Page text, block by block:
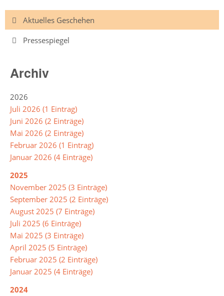
Inklusion
Aktuelles
Unterrichtsprodukte
Buch
Monats
Arbeitsgemeinschaften
Bienen
Erste
Hilfe
Ich
Navigation
überspringen
Aktuelles Geschehen
Pressespiegel
Archiv
2026
Juli 2026 (1 Eintrag)
Juni 2026 (2 Einträge)
Mai 2026 (2 Einträge)
Februar 2026 (1 Eintrag)
Januar 2026 (4 Einträge)
2025
November 2025 (3 Einträge)
September 2025 (2 Einträge)
August 2025 (7 Einträge)
Juli 2025 (6 Einträge)
Mai 2025 (3 Einträge)
April 2025 (5 Einträge)
Februar 2025 (2 Einträge)
Januar 2025 (4 Einträge)
2024